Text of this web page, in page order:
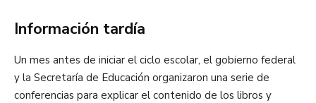
Información tardía
Un mes antes de iniciar el ciclo escolar, el gobierno federal
y la Secretaría de Educación organizaron una serie de
conferencias para explicar el contenido de los libros y